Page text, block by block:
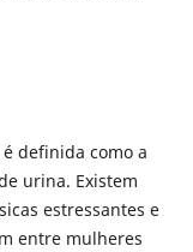
definida como a
urina. Existem
estressantes e
entre mulheres